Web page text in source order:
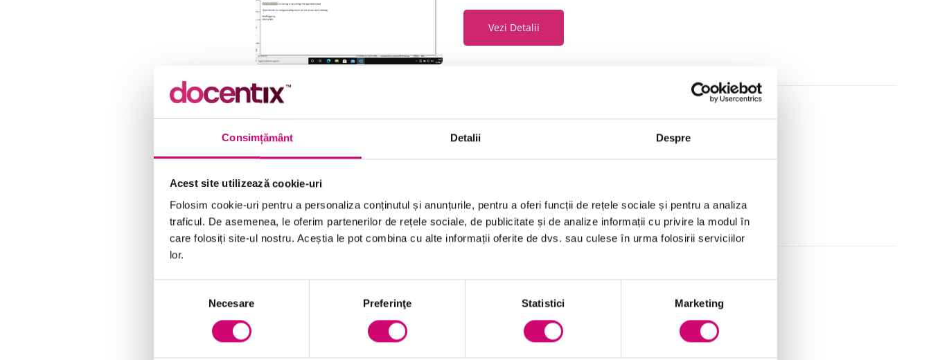
Consimțământ Detalii Despre
Acest site utilizează cookie-uri
Folosim cookie-uri pentru a personaliza conținutul și anunțurile, pentru a oferi funcții de rețele sociale și pentru a analiza
traficul. De asemenea, le oferim partenerilor de rețele sociale, de publicitate și de analize informații cu privire la modul în
care folosiți site-ul nostru. Aceștia le pot combina cu alte informații oferite de dvs. sau culese în urma folosirii serviciilor
lor.
consimțământului
Necesare Preferinţe Statistici Marketing
Vezi Detalii
Toate Nivelele